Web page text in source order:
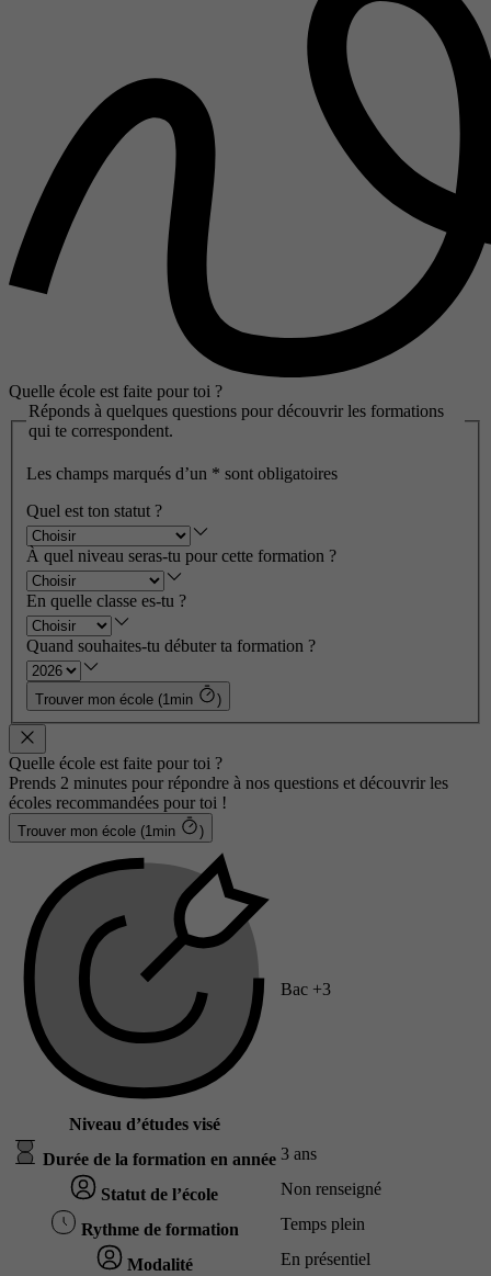
Quelle école est faite pour toi ?
Réponds à quelques questions pour découvrir les formations
qui te correspondent.
Les champs marqués d’un * sont obligatoires
Quel est ton statut ?
À quel niveau seras-tu pour cette formation ?
En quelle classe es-tu ?
Quand souhaites-tu débuter ta formation ?
Trouver mon école (1min )
Quelle école est faite pour toi ?
Prends 2 minutes pour répondre à nos questions et découvrir les
écoles recommandées pour toi !
Trouver mon école (1min )
Niveau d’études visé
Bac +3
Durée de la formation en année 3 ans
Statut de l’école Non renseigné
Rythme de formation Temps plein
Modalité En présentiel